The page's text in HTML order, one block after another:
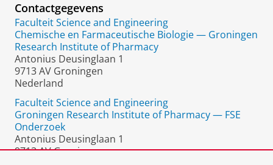
Contactgegevens
Faculteit Science and Engineering
Chemische en Farmaceutische Biologie — Groningen
Research Institute of Pharmacy
Antonius Deusinglaan 1
9713 AV Groningen
Nederland
Faculteit Science and Engineering
Groningen Research Institute of Pharmacy — FSE
Onderzoek
Antonius Deusinglaan 1
9713 AV Groningen